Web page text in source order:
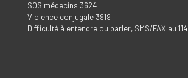
SOS médecins 3624
Violence conjugale 3919
Difficulté à entendre ou parler, SMS/FAX au 114